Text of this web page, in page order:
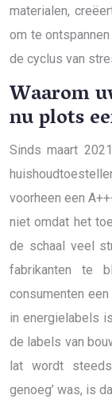
materialen,
om te
de cyclus van
Waarom
nu plots
Sinds maart
voorheen een
niet omdat het
de schaal veel
fabrikanten te
consumenten
in energielabels
de labels van
lat wordt
genoeg’ was, is